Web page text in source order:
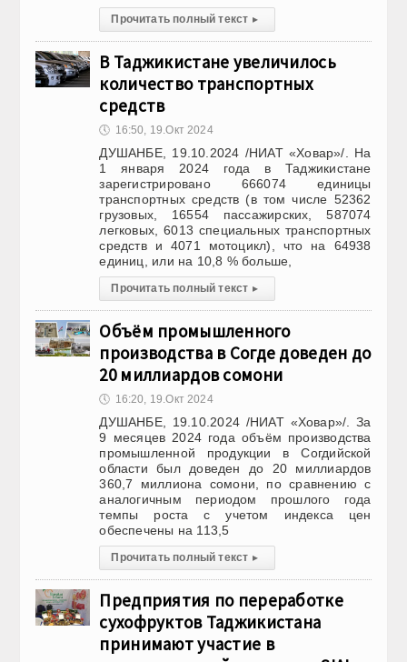
Прочитать полный текст ▸
В Таджикистане увеличилось
количество транспортных
средств
🕔 16:50, 19.Окт 2024
ДУШАНБЕ, 19.10.2024 /НИАТ «Ховар»/. На
1 января 2024 года в Таджикистане
зарегистрировано 666074 единицы
транспортных средств (в том числе 52362
грузовых, 16554 пассажирских, 587074
легковых, 6013 специальных транспортных
средств и 4071 мотоцикл), что на 64938
единиц, или на 10,8 % больше,
Прочитать полный текст ▸
Объём промышленного
производства в Согде доведен до
20 миллиардов сомони
🕔 16:20, 19.Окт 2024
ДУШАНБЕ, 19.10.2024 /НИАТ «Ховар»/. За
9 месяцев 2024 года объём производства
промышленной продукции в Согдийской
области был доведен до 20 миллиардов
360,7 миллиона сомони, по сравнению с
аналогичным периодом прошлого года
темпы роста с учетом индекса цен
обеспечены на 113,5
Прочитать полный текст ▸
Предприятия по переработке
сухофруктов Таджикистана
принимают участие в